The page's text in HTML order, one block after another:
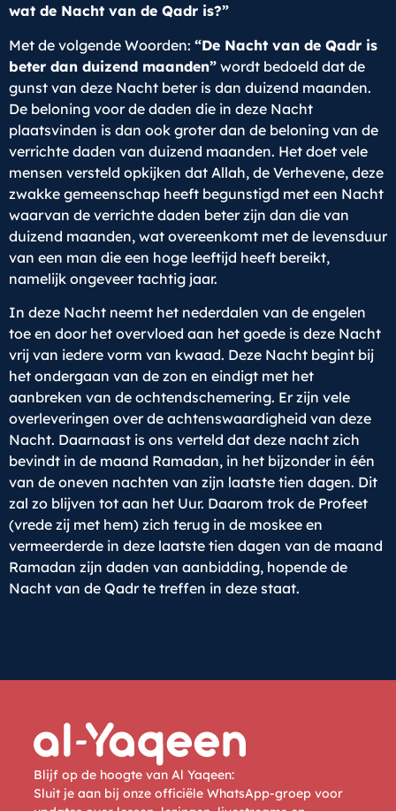
wat de Nacht van de Qadr is?”
Met de volgende Woorden: “De Nacht van de Qadr is
beter dan duizend maanden” wordt bedoeld dat de
gunst van deze Nacht beter is dan duizend maanden.
De beloning voor de daden die in deze Nacht
plaatsvinden is dan ook groter dan de beloning van de
verrichte daden van duizend maanden. Het doet vele
mensen versteld opkijken dat Allah, de Verhevene, deze
zwakke gemeenschap heeft begunstigd met een Nacht
waarvan de verrichte daden beter zijn dan die van
duizend maanden, wat overeenkomt met de levensduur
van een man die een hoge leeftijd heeft bereikt,
namelijk ongeveer tachtig jaar.
In deze Nacht neemt het nederdalen van de engelen
toe en door het overvloed aan het goede is deze Nacht
vrij van iedere vorm van kwaad. Deze Nacht begint bij
het ondergaan van de zon en eindigt met het
aanbreken van de ochtendschemering. Er zijn vele
overleveringen over de achtenswaardigheid van deze
Nacht. Daarnaast is ons verteld dat deze nacht zich
bevindt in de maand Ramadan, in het bijzonder in één
van de oneven nachten van zijn laatste tien dagen. Dit
zal zo blijven tot aan het Uur. Daarom trok de Profeet
(vrede zij met hem) zich terug in de moskee en
vermeerderde in deze laatste tien dagen van de maand
Ramadan zijn daden van aanbidding, hopende de
Nacht van de Qadr te treffen in deze staat.
Blijf op de hoogte van Al Yaqeen:
Sluit je aan bij onze officiële WhatsApp-groep voor